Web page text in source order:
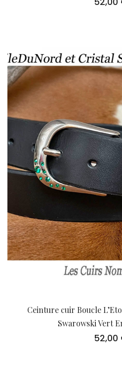
Ceinture cuir Boucle
Swarowski Vert
52,00